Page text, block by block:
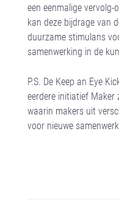
een eenmalige
kan deze bijdrage van
duurzame stimulans
samenwerking in de
P.S. De Keep an Eye
eerdere initiatief Maker
waarin makers uit
voor nieuwe